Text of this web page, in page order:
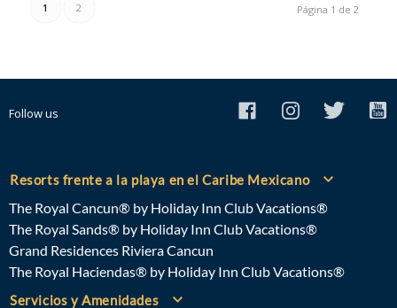
Página 1 de 2
1 2
Follow us
Resorts frente a la playa en el Caribe Mexicano
The Royal Cancun® by Holiday Inn Club Vacations®
The Royal Sands® by Holiday Inn Club Vacations®
Grand Residences Riviera Cancun
The Royal Haciendas® by Holiday Inn Club Vacations®
Servicios y Amenidades